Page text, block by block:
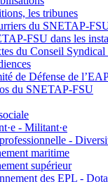
les tribunes
du SNETAP-
FSU dans les
du Conseil
de Défense de
du SNETAP-FSU
- Militant·e
-
maritime
supérieur
des EPL -